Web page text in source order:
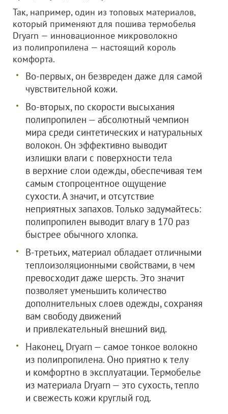
Так, например, один из топовых материалов,
который применяют для пошива термобелья
Dryarn — инновационное микроволокно
из полипропилена — настоящий король
комфорта.
Во-первых, он безвреден даже для самой
чувствительной кожи.
Во-вторых, по скорости высыхания
полипропилен — абсолютный чемпион
мира среди синтетических и натуральных
волокон. Он эффективно выводит
излишки влаги с поверхности тела
в верхние слои одежды, обеспечивая тем
самым стопроцентное ощущение
сухости. А значит, и отсутствие
неприятных запахов. Только задумайтесь:
полипропилен выводит влагу в 170 раз
быстрее обычного хлопка.
В-третьих, материал обладает отличными
теплоизоляционными свойствами, в чем
превосходит даже шерсть. Это значит
позволяет уменьшить количество
дополнительных слоев одежды, сохраняя
вам свободу движений
и привлекательный внешний вид.
Наконец, Dryarn — самое тонкое волокно
из полипропилена. Оно приятно к телу
и комфортно в эксплуатации. Термобелье
из материала Dryarn — это сухость, тепло
и свежесть кожи круглый год.